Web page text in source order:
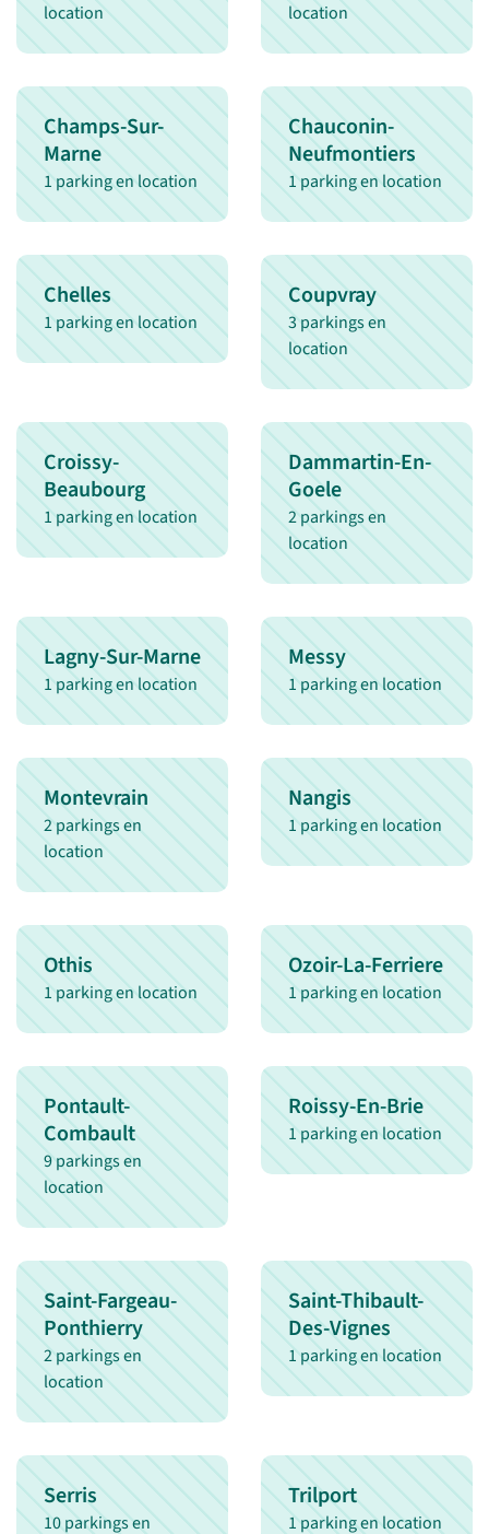
location
location
Champs-Sur-
Marne
1 parking en location
Chauconin-
Neufmontiers
1 parking en location
Chelles
1 parking en location
Coupvray
3 parkings en
location
Croissy-
Beaubourg
1 parking en location
Dammartin-En-
Goele
2 parkings en
location
Lagny-Sur-Marne
1 parking en location
Messy
1 parking en location
Montevrain
2 parkings en
location
Nangis
1 parking en location
Othis
1 parking en location
Ozoir-La-Ferriere
1 parking en location
Pontault-
Combault
9 parkings en
location
Roissy-En-Brie
1 parking en location
Saint-Fargeau-
Ponthierry
2 parkings en
location
Saint-Thibault-
Des-Vignes
1 parking en location
Serris
10 parkings en
Trilport
1 parking en location